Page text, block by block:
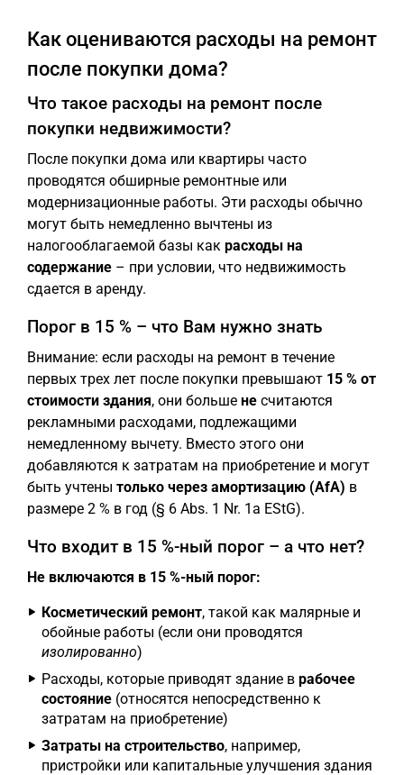
Как оцениваются расходы на ремонт
после покупки дома?
Что такое расходы на ремонт после
покупки недвижимости?
После покупки дома или квартиры часто
проводятся обширные ремонтные или
модернизационные работы. Эти расходы обычно
могут быть немедленно вычтены из
налогооблагаемой базы как расходы на
содержание – при условии, что недвижимость
сдается в аренду.
Порог в 15 % – что Вам нужно знать
Внимание: если расходы на ремонт в течение
первых трех лет после покупки превышают 15 % от
стоимости здания, они больше не считаются
рекламными расходами, подлежащими
немедленному вычету. Вместо этого они
добавляются к затратам на приобретение и могут
быть учтены только через амортизацию (AfA) в
размере 2 % в год (§ 6 Abs. 1 Nr. 1a EStG).
Что входит в 15 %-ный порог – а что нет?
Не включаются в 15 %-ный порог:
Косметический ремонт, такой как малярные и
обойные работы (если они проводятся
изолированно)
Расходы, которые приводят здание в рабочее
состояние (относятся непосредственно к
затратам на приобретение)
Затраты на строительство, например,
пристройки или капитальные улучшения здания